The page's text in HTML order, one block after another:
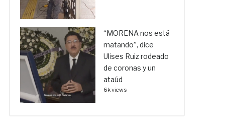
“MORENA nos está
matando”, dice
Ulises Ruiz rodeado
de coronas y un
ataúd
6k views